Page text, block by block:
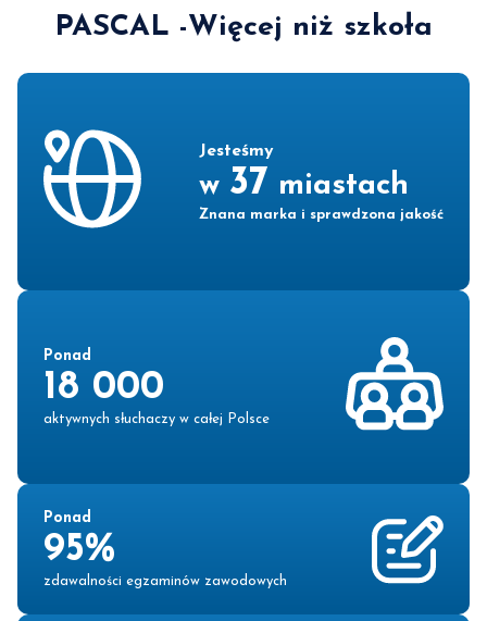
PASCAL -Więcej niż szkoła
Jesteśmy
w 37 miastach
Znana marka i sprawdzona jakość
Ponad
18 000
aktywnych słuchaczy w całej Polsce
Ponad
95%
zdawalności egzaminów zawodowych